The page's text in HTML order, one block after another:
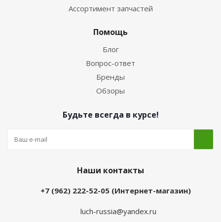
Ассортимент запчастей
Помощь
Блог
Вопрос-ответ
Бренды
Обзоры
Будьте всегда в курсе!
Наши контакты
+7 (962) 222-52-05 (Интернет-магазин)
luch-russia@yandex.ru